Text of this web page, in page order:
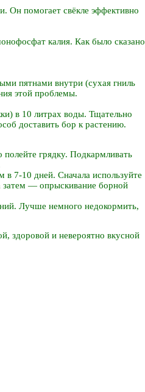
Он помогает свёкле эффективно
калия. Как было сказано
пятнами внутри (сухая гниль
этой проблемы.
в 10 литрах воды. Тщательно
доставить бор к растению.
полейте грядку. Подкармливать
7-10 дней. Сначала используйте
затем — опрыскивание борной
Лучше немного недокормить,
здоровой и невероятно вкусной